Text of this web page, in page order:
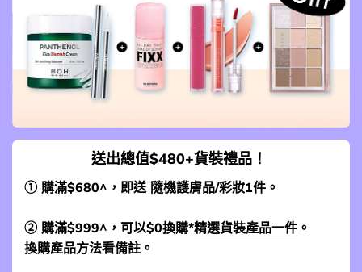
送出總值$480+貨裝禮品！
① 購滿$680^，即送 隨機護膚品/彩妝1件。
② 購滿$999^，可以$0換購*精選貨裝產品一件 。
換購產品方法看備註。